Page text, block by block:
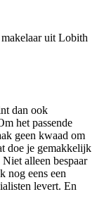
uit Lobith
dan ook
het passende
geen kwaad om
doe je gemakkelijk
alleen bespaar
nog eens een
levert. En